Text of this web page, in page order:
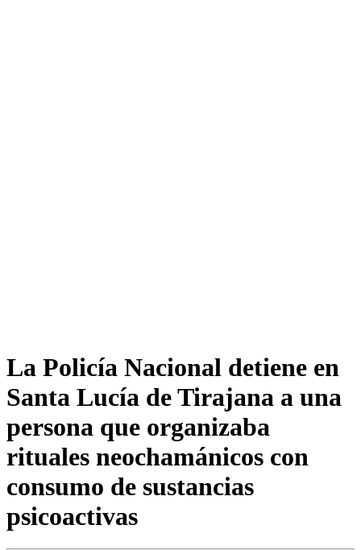
La Policía Nacional detiene en
Santa Lucía de Tirajana a una
persona que organizaba
rituales neochamánicos con
consumo de sustancias
psicoactivas